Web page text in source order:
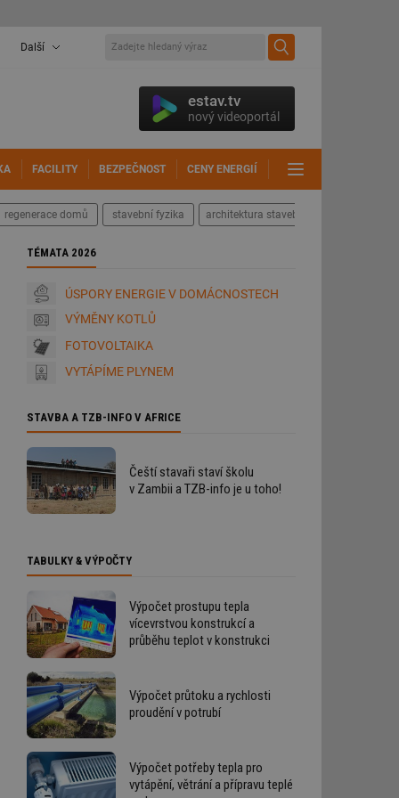
Další
estav.tv
nový videoportál
FACILITY BEZPEČNOST CENY ENERGIÍ
regenerace domů stavební fyzika architektura staveb
TÉMATA 2026
ÚSPORY ENERGIE V DOMÁCNOSTECH
VÝMĚNY KOTLŮ
FOTOVOLTAIKA
VYTÁPÍME PLYNEM
STAVBA A TZB-INFO V AFRICE
Čeští stavaři staví školu
v Zambii a TZB-info je u toho!
TABULKY & VÝPOČTY
Výpočet prostupu tepla
vícevrstvou konstrukcí a
průběhu teplot v konstrukci
Výpočet průtoku a rychlosti
proudění v potrubí
Výpočet potřeby tepla pro
vytápění, větrání a přípravu teplé